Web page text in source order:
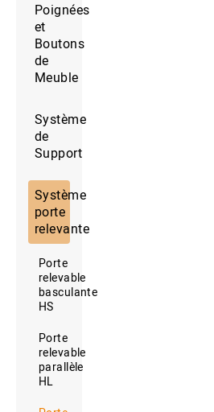
Poignées
et
Boutons
de
Meuble
Système
de
Support
Système
porte
relevante
Porte
relevable
basculante
HS
Porte
relevable
parallèle
HL